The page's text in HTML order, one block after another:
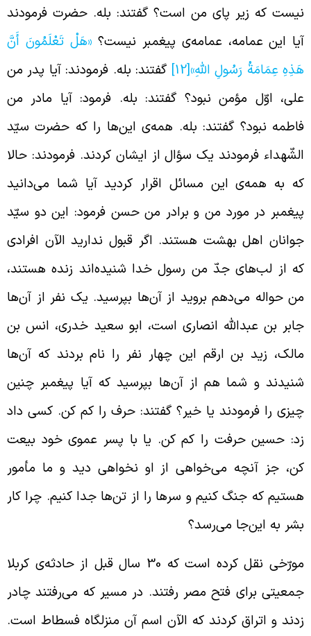
که زیر پای من است؟ گفتند: بله. حضرت فرمودند
این عمامه، عمامه‌ی پیغمبر نیست؟«هَلْ تَعْلَمُونَ أَنَّ
عِمَامَةُ رَسُولِ اللَّهِ»[12]
گفتند: بله. فرمودند: آیا پدر من
اوّل مؤمن نبود؟ گفتند: بله. فرمود: آیا مادر من
نبود؟ گفتند: بله. همه‌ی این‌ها را که حضرت سیّد
فرمودند یک سؤال از ایشان کردند. فرمودند: حالا
به همه‌ی این مسائل اقرار کردید آیا شما می‌دانید
در مورد من و برادر من حسن فرمود: این دو سیّد
اهل بهشت هستند. اگر قبول ندارید الآن افرادی
از لب‌های جدّ من رسول خدا شنیده‌اند زنده هستند،
حواله می‌دهم بروید از آن‌ها بپرسید. یک نفر از آن‌ها
بن عبدالله انصاری است، ابو سعید خدری، انس بن
زید بن ارقم این چهار نفر را نام بردند که آن‌ها
و شما هم از آن‌ها بپرسید که آیا پیغمبر چنین
را فرمودند یا خیر؟ گفتند: حرف را کم کن. کسی داد
حسین حرفت را کم کن. یا با پسر عموی خود بیعت
جز آنچه می‌خواهی از او نخواهی دید و ما مأمور
که جنگ کنیم و سرها را از تن‌ها جدا کنیم. چرا کار
به این‌جا می‌رسد؟
مورّخی نقل کرده است که 30 سال قبل از حادثه‌ی کربلا
برای فتح مصر رفتند. در مسیر که می‌رفتند چادر
و اتراق کردند که الآن اسم آن منزلگاه فسطاط است.